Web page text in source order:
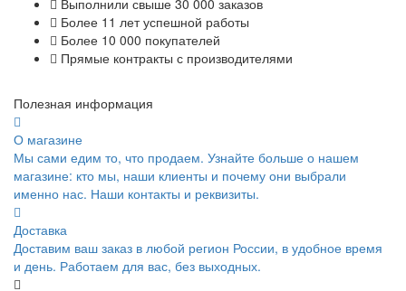
Более 11 лет успешной работы
Более 10 000 покупателей
Прямые контракты с производителями
Полезная информация
О магазине
Мы сами едим то, что продаем. Узнайте больше о нашем
магазине: кто мы, наши клиенты и почему они выбрали
именно нас. Наши контакты и реквизиты.
Доставка
Доставим ваш заказ в любой регион России, в удобное время
и день. Работаем для вас, без выходных.